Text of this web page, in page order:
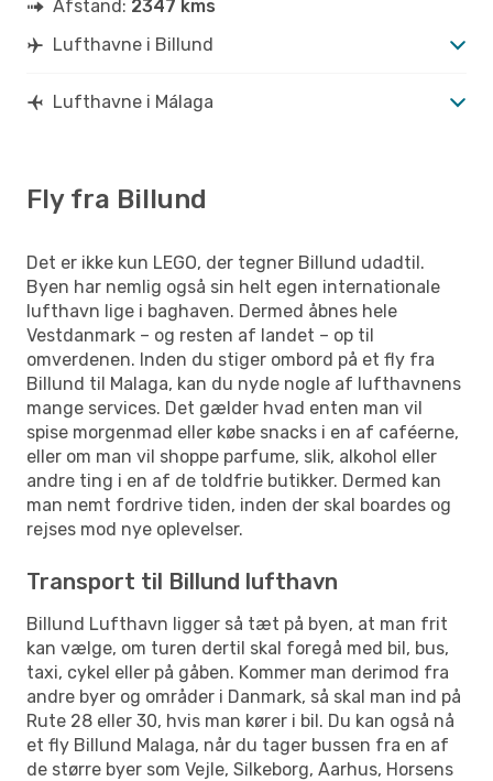
Afstand: 2347 kms
Lufthavne i Billund
Lufthavne i Málaga
Fly fra Billund
Det er ikke kun LEGO, der tegner Billund udadtil.
Byen har nemlig også sin helt egen internationale
lufthavn lige i baghaven. Dermed åbnes hele
Vestdanmark – og resten af landet – op til
omverdenen. Inden du stiger ombord på et fly fra
Billund til Malaga, kan du nyde nogle af lufthavnens
mange services. Det gælder hvad enten man vil
spise morgenmad eller købe snacks i en af caféerne,
eller om man vil shoppe parfume, slik, alkohol eller
andre ting i en af de toldfrie butikker. Dermed kan
man nemt fordrive tiden, inden der skal boardes og
rejses mod nye oplevelser.
Transport til Billund lufthavn
Billund Lufthavn ligger så tæt på byen, at man frit
kan vælge, om turen dertil skal foregå med bil, bus,
taxi, cykel eller på gåben. Kommer man derimod fra
andre byer og områder i Danmark, så skal man ind på
Rute 28 eller 30, hvis man kører i bil. Du kan også nå
et fly Billund Malaga, når du tager bussen fra en af
de større byer som Vejle, Silkeborg, Aarhus, Horsens